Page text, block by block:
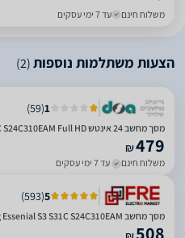
משלוח חינם עד 7 ימי עסקים
הצעות משתלמות נוספות(2)
1
(
59
)
מסך מחשב ‏24 ‏אינטש Samsung Essential S3 S31C S24C310EAM Full HD סמסונג
₪479
משלוח חינם עד 7 ימי עסקים
5
(
593
)
מסך מחשב Samsung Essenial S3 S31C S24C310EAM
508